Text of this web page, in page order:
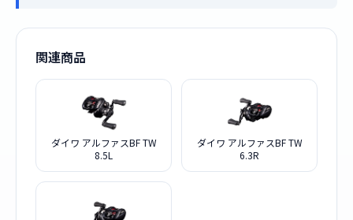
関連商品
ダイワ アルファスBF TW
8.5L
ダイワ アルファスBF TW
6.3R